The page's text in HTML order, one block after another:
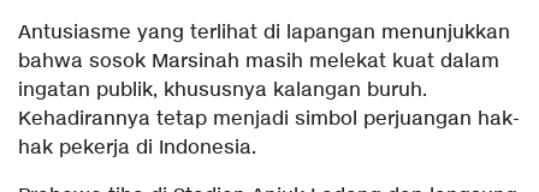
Antusiasme yang terlihat di lapangan menunjukkan
bahwa sosok Marsinah masih melekat kuat dalam
ingatan publik, khususnya kalangan buruh.
Kehadirannya tetap menjadi simbol perjuangan hak-
hak pekerja di Indonesia.